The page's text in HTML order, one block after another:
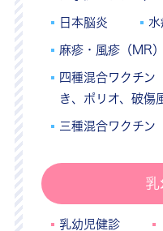
日本脳炎 水
麻疹・風疹（MR）
四種混合ワクチン
き、ポリオ、破傷
三種混合ワクチン
乳
乳幼児健診